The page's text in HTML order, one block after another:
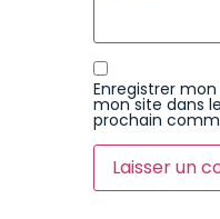
Enregistrer
mon site dans
prochain